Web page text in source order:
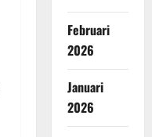
Februari
2026
Januari
2026